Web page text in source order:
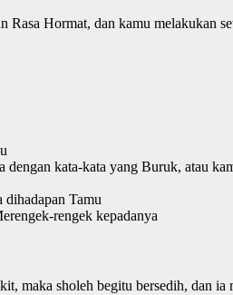
Hormat, dan kamu melakukan
dengan kata-kata yang Buruk, atau
dihadapan Tamu
rengek kepadanya
maka sholeh begitu bersedih, dan